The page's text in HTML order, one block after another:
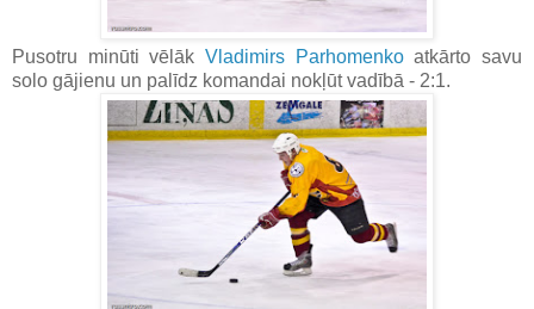
Pusotru minūti vēlāk Vladimirs Parhomenkoatkārto savu
solo gājienu un palīdz komandai nokļūt vadībā - 2:1.